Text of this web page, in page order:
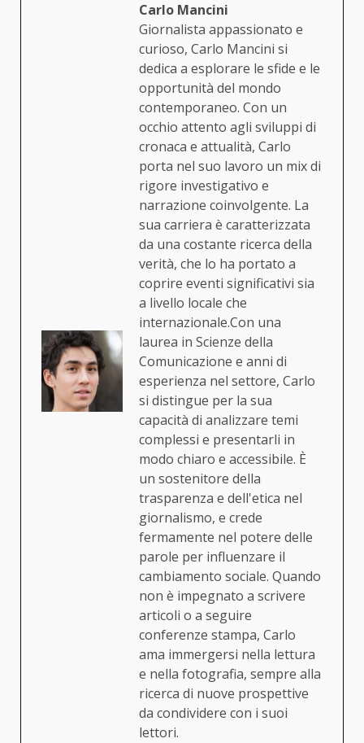
Carlo Mancini
Giornalista appassionato e
curioso, Carlo Mancini si
dedica a esplorare le sfide e le
opportunità del mondo
contemporaneo. Con un
occhio attento agli sviluppi di
cronaca e attualità, Carlo
porta nel suo lavoro un mix di
rigore investigativo e
narrazione coinvolgente. La
sua carriera è caratterizzata
da una costante ricerca della
verità, che lo ha portato a
coprire eventi significativi sia
a livello locale che
internazionale.Con una
laurea in Scienze della
Comunicazione e anni di
esperienza nel settore, Carlo
si distingue per la sua
capacità di analizzare temi
complessi e presentarli in
modo chiaro e accessibile. È
un sostenitore della
trasparenza e dell'etica nel
giornalismo, e crede
fermamente nel potere delle
parole per influenzare il
cambiamento sociale. Quando
non è impegnato a scrivere
articoli o a seguire
conferenze stampa, Carlo
ama immergersi nella lettura
e nella fotografia, sempre alla
ricerca di nuove prospettive
da condividere con i suoi
lettori.